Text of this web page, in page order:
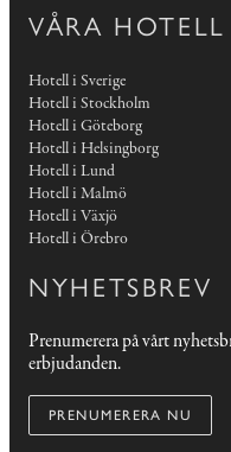
VÅRA HOTELL
Hotell i Sverige
Hotell i Stockholm
Hotell i Göteborg
Hotell i Helsingborg
Hotell i Lund
Hotell i Malmö
Hotell i Växjö
Hotell i Örebro
NYHETSBREV
Prenumerera på vårt
erbjudanden.
PRENUMERERA NU